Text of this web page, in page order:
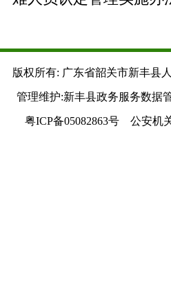
版权所有: 广东省韶关市新丰县
管理维护:新丰县政务服务数据
粤ICP备05082863号 公安机